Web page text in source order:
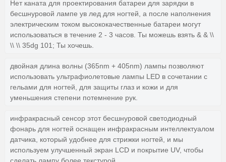
Нет каната для проектирования батареи для зарядки в
бесшнуровой лампе ув лед для ногтей, а после наполнения
электрическим током высококачественные батареи могут
использоваться в течение 2 - 3 часов. Ты можешь взять & & \\
\\ \\ 35dg 101; Ты хочешь.
двойная длина волны (365nm + 405nm) лампы позволяют
использовать ультрафиолетовые лампы LED в сочетании с
гельами для ногтей, для защиты глаз и кожи и для
уменьшения степени потемнение рук.
инфракрасный сенсор этот бесшнуровой светодиодный
фонарь для ногтей оснащен инфракрасным интеллектуалом
датчика, который удобнее для стрижки ногтей, и мы
используем улучшенный экран LCD и покрытие UV, чтобы